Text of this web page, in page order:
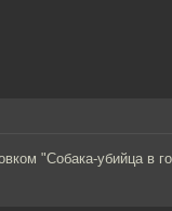
"Собака-убийца в